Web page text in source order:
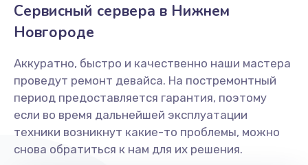
Восстановление дорожек платы
Заказать
Замена слухового динамика
350 руб.
Заказать
Сервисный сервера в Нижнем
Новгороде
Аккуратно, быстро и качественно наши мастера
проведут ремонт девайса. На постремонтный
период предоставляется гарантия, поэтому
если во время дальнейшей эксплуатации
техники возникнут какие-то проблемы, можно
снова обратиться к нам для их решения.